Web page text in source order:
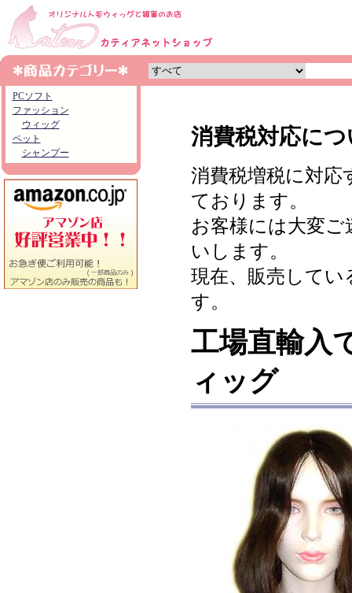
PCソフト
ファッション
ウィッグ
ペット
シャンプー
消費税対応に
消費税増税に対応
ております。
お客様には大変
いします。
現在、販売して
す。
工場直輸入
ィッグ